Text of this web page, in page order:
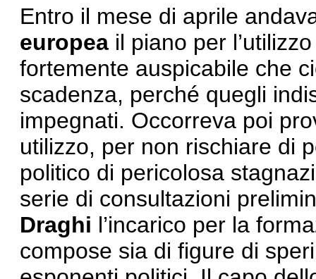
Entro il mese di aprile
europea il piano per
fortemente auspicabile che
scadenza, perché quegli
impegnati. Occorreva poi
utilizzo, per non rischiare di
politico di pericolosa
serie di consultazioni
Draghi l’incarico per la
compose sia di figure di